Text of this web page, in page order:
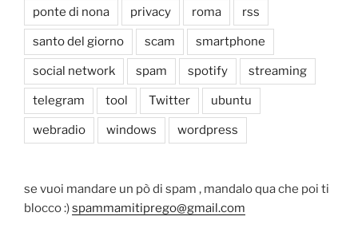
ponte di nona privacy roma rss
santo del giorno scam smartphone
social network spam spotify streaming
telegram tool Twitter ubuntu
webradio windows wordpress
se vuoi mandare un pò di spam , mandalo qua che poi ti
blocco :)spammamitiprego@gmail.com